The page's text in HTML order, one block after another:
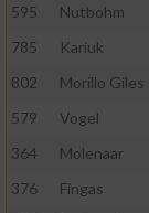
595
Nutbohm
785
Kariuk
802
Morillo Giles
579
Vogel
364
Molenaar
376
Fingas